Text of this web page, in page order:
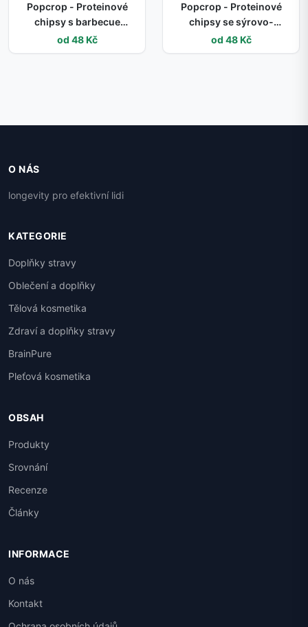
Popcrop - Proteinové
chipsy s barbecue
příchutí, 60 g
od 48 Kč
Popcrop - Proteinové
chipsy se sýrovo-
cibulovou příchutí, 60 g
od 48 Kč
O NÁS
longevity pro efektivní lidi
KATEGORIE
Doplňky stravy
Oblečení a doplňky
Tělová kosmetika
Zdraví a doplňky stravy
BrainPure
Pleťová kosmetika
OBSAH
Produkty
Srovnání
Recenze
Články
INFORMACE
O nás
Kontakt